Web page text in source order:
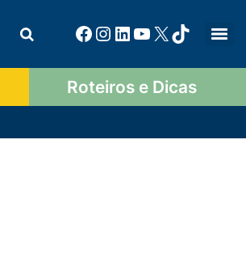
Roteiros e Dicas